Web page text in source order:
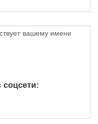
вашему имени